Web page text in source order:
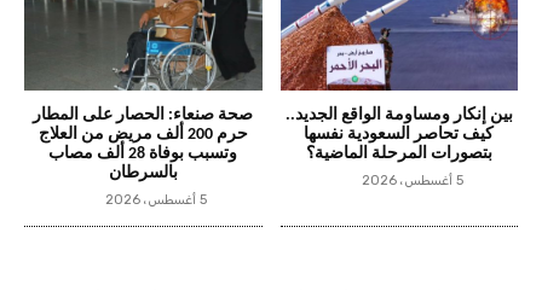
بين إنكار ومساومة الواقع الجديد..
كيف تحاصر السعودية نفسها
بتصورات المرحلة الماضية؟
5 أغسطس، 2026
صحة صنعاء: الحصار على المطار
حرم 200 ألف مريض من العلاج
وتسبب بوفاة 28 ألف مصاب
بالسرطان
5 أغسطس، 2026